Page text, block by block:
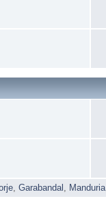
,Garabandal Manduria